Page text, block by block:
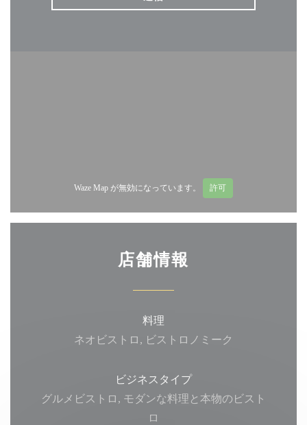
Waze Map が無効になっています。 許可
店舗情報
料理
ネオビストロ, ビストロノミーク
ビジネスタイプ
グルメビストロ, モダンな料理と本物のビスト
ロ